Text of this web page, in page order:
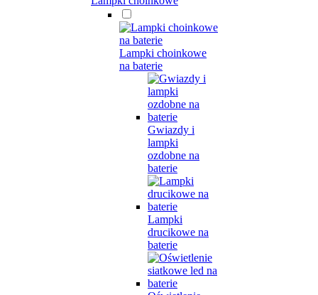
Lampki choinkowe
na baterie
Gwiazdy i
lampki
ozdobne na
baterie
Lampki
drucikowe na
baterie